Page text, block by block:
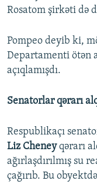
Rosatom şirkəti də
Pompeo deyib ki,
Departamenti ötən
açıqlamışdı.
Senatorlar qərarı
Respublikaçı
Liz Cheneyqərarı
ağırlaşdırılmış su
çağırıb. Bu